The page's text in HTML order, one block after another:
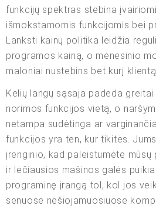
funkcijų spektras stebina
išmokstamomis funkcijomis bei
Lanksti kainų politika leidžia
programos kainą, o mėnesinio
maloniai nustebins bet kurį
Kelių langų sąsaja padeda
norimos funkcijos vietą, o
netampa sudėtinga ar
funkcijos yra ten, kur tikitės.
įrenginio, kad paleistumėte
ir lėčiausios mašinos galės
programinę įrangą tol, kol jos
senuose nešiojamuosiuose